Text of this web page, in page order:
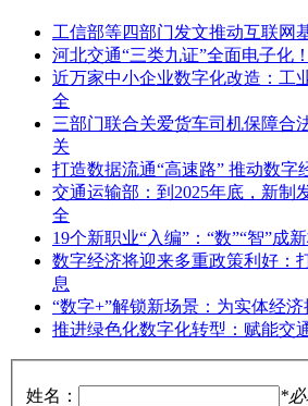
工信部等四部门发文推动互联网
河北交通“三类九证”全面电子化！
近万家中小企业数字化改造：工
全
三部门联合关爱货车司机保障合
关
打造数据流通“高速路” 推动数字
交通运输部：到2025年底，新制
全
19个新职业“入编”：“数”“智”成新
数字经济将迎来多重政策利好：
息
“数字+”解锁新场景：为实体经济
推进绿色化数字化转型：赋能交
姓名： *